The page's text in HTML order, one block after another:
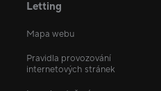
Letting
Mapa webu
Pravidla provozování
internetových stránek